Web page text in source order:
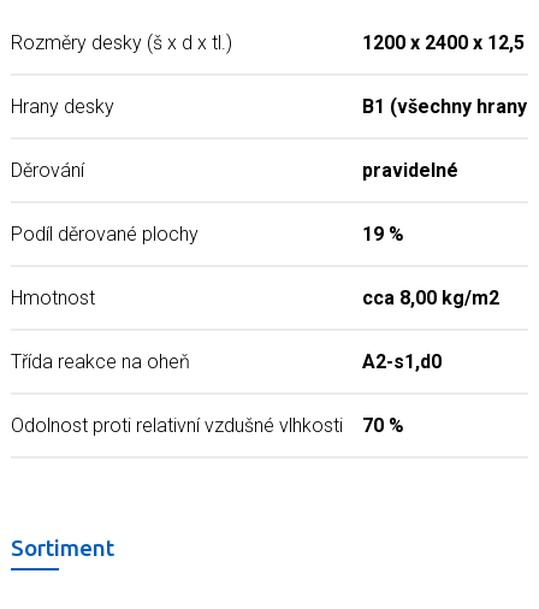
Rozměry desky (š x d x tl.) 1200 x 2400 x 12,5
Hrany desky B1 (všechny hrany
Děrování pravidelné
Podíl děrované plochy 19 %
Hmotnost cca 8,00 kg/m2
Třída reakce na oheň A2-s1,d0
Odolnost proti relativní vzdušné vlhkosti 70 %
Sortiment